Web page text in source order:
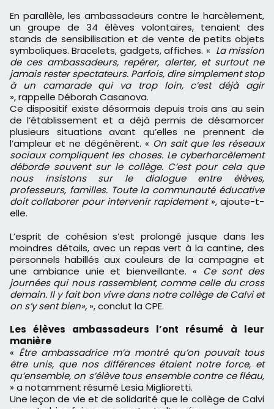
En parallèle, les ambassadeurs contre le harcèlement,
un groupe de 34 élèves volontaires, tenaient des
stands de sensibilisation et de vente de petits objets
symboliques. Bracelets, gadgets, affiches. « La mission
de ces ambassadeurs, repérer, alerter, et surtout ne
jamais rester spectateurs. Parfois, dire simplement stop
à un camarade qui va trop loin, c’est déjà agir
», rappelle Déborah Casanova.
Ce dispositif existe désormais depuis trois ans au sein
de l’établissement et a déjà permis de désamorcer
plusieurs situations avant qu’elles ne prennent de
l’ampleur et ne dégénèrent. « On sait que les réseaux
sociaux compliquent les choses. Le cyberharcèlement
déborde souvent sur le collège. C’est pour cela que
nous insistons sur le dialogue entre élèves,
professeurs, familles. Toute la communauté éducative
doit collaborer pour intervenir rapidement », ajoute-t-
elle.
L’esprit de cohésion s’est prolongé jusque dans les
moindres détails, avec un repas vert à la cantine, des
personnels habillés aux couleurs de la campagne et
une ambiance unie et bienveillante. « Ce sont des
journées qui nous rassemblent, comme celle du cross
demain. Il y fait bon vivre dans notre collège de Calvi et
on s’y sent bien», », conclut la CPE.
Les élèves ambassadeurs l’ont résumé à leur
manière
« Être ambassadrice m’a montré qu’on pouvait tous
être unis, que nos différences étaient notre force, et
qu’ensemble, on s’élève tous ensemble contre ce fléau,
» a notamment résumé Lesia Miglioretti.
Une leçon de vie et de solidarité que le collège de Calvi